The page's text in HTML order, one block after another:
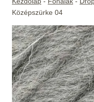
Középszürke 04